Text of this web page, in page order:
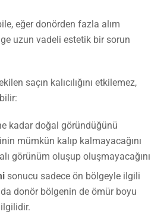
eğer donörden fazla alım
uzun vadeli estetik bir sorun
saçın kalıcılığını etkilemez,
kadar doğal göründüğünü
mümkün kalıp kalmayacağını
görünüm oluşup oluşmayacağını
sonucu sadece ön bölgeyle ilgili
donör bölgenin de ömür boyu